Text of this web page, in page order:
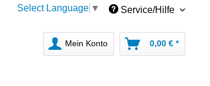
Select Language ▼ Service/Hilfe
Mein Konto 0,00 € *